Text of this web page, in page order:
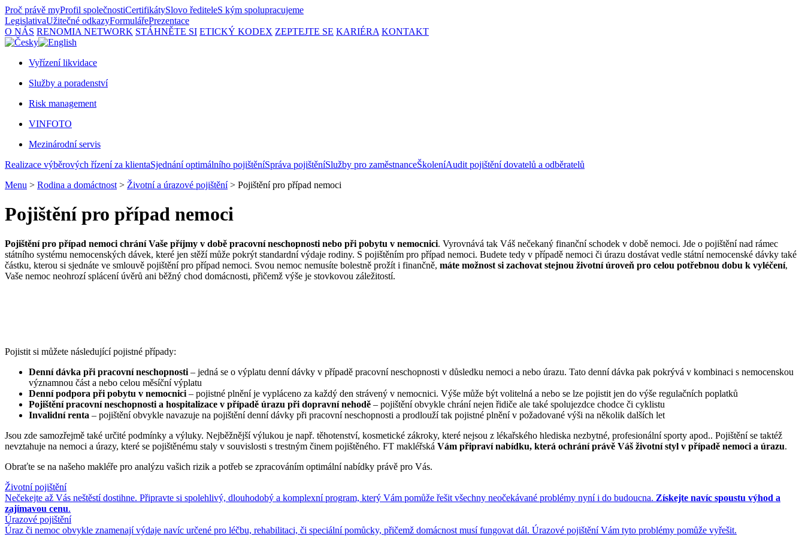
Proč právě myProfil společnostiCertifikátySlovo řediteleS kým spolupracujeme
LegislativaUžitečné odkazyFormulářePrezentace
O NÁS RENOMIA NETWORK STÁHNĚTE SI ETICKÝ KODEX ZEPTEJTE SE KARIÉRA KONTAKT
Vyřízení likvidace
Služby a poradenství
Risk management
VINFOTO
Mezinárodní servis
Realizace výběrových řízení za klientaSjednání optimálního pojištěníSpráva pojištěníSlužby pro zaměstnanceŠkoleníAudit pojištění dovatelů a odběratelů
Menu > Rodina a domáctnost > Životní a úrazové pojištění> Pojištění pro případ nemoci
Pojištění pro případ nemoci
Pojištění pro případ nemoci chrání Vaše příjmy v době pracovní neschopnosti nebo při pobytu v nemocnici. Vyrovnává tak Váš nečekaný finanční schodek v době nemoci. Jde o pojištění nad rámec
státního systému nemocenských dávek, které jen stěží může pokrýt standardní výdaje rodiny. S pojištěním pro případ nemoci. Budete tedy v případě nemoci či úrazu dostávat vedle státní nemocenské dávky také
částku, kterou si sjednáte ve smlouvě pojištění pro případ nemoci. Svou nemoc nemusíte bolestně prožít i finančně, máte možnost si zachovat stejnou životní úroveň pro celou potřebnou dobu k vyléčení,
Vaše nemoc neohrozí splácení úvěrů ani běžný chod domácnosti, přičemž výše je stovkovou záležitostí.
Pojistit si můžete následující pojistné případy:
Denní dávka při pracovní neschopnosti – jedná se o výplatu denní dávky v případě pracovní neschopnosti v důsledku nemoci a nebo úrazu. Tato denní dávka pak pokrývá v kombinaci s nemocenskou
významnou část a nebo celou měsíční výplatu
Denní podpora při pobytu v nemocnici – pojistné plnění je vypláceno za každý den strávený v nemocnici. Výše může být volitelná a nebo se lze pojistit jen do výše regulačních poplatků
Pojištění pracovní neschopnosti a hospitalizace v případě úrazu při dopravní nehodě – pojištění obvykle chrání nejen řidiče ale také spolujezdce chodce či cyklistu
Invalidní renta – pojištění obvykle navazuje na pojištění denní dávky při pracovní neschopnosti a prodlouží tak pojistné plnění v požadované výši na několik dalších let
Jsou zde samozřejmě také určité podmínky a výluky. Nejběžnější výlukou je např. těhotenství, kosmetické zákroky, které nejsou z lékařského hlediska nezbytné, profesionální sporty apod.. Pojištění se taktéž
nevztahuje na nemoci a úrazy, které se pojištěnému staly v souvislosti s trestným činem pojištěného. FT makléřská Vám připraví nabídku, která ochrání právě Váš životní styl v případě nemoci a úrazu.
Obraťte se na našeho makléře pro analýzu vašich rizik a potřeb se zpracováním optimální nabídky právě pro Vás.
Životní pojištění
Nečekejte až Vás neštěstí dostihne. Připravte si spolehlivý, dlouhodobý a komplexní program, který Vám pomůže řešit všechny neočekávané problémy nyní i do budoucna. Získejte navíc spoustu výhod a
zajímavou cenu.
Úrazové pojištění
Úraz či nemoc obvykle znamenají výdaje navíc určené pro léčbu, rehabilitaci, či speciální pomůcky, přičemž domácnost musí fungovat dál. Úrazové pojištění Vám tyto problémy pomůže vyřešit.